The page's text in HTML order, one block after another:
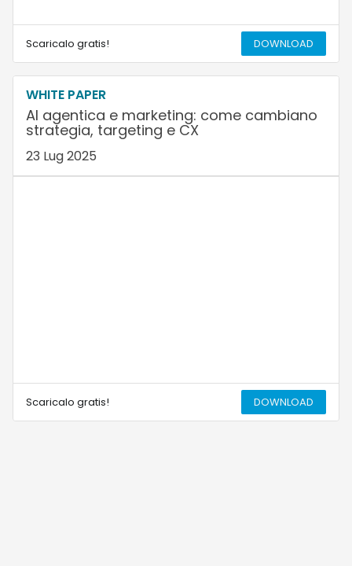
Scaricalo gratis! DOWNLOAD
WHITE PAPER
AI agentica e marketing: come cambiano
strategia, targeting e CX
23 Lug 2025
Scaricalo gratis! DOWNLOAD